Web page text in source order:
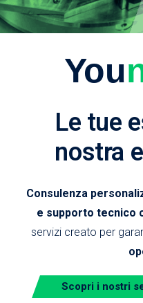
You
Le tue
nostra
Consulenza
e supporto tecnico
servizi creato per
Scopri i nostri